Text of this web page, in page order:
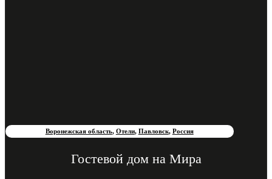
Воронежская область, Отели, Павловск, Россия
Гостевой дом на Мира